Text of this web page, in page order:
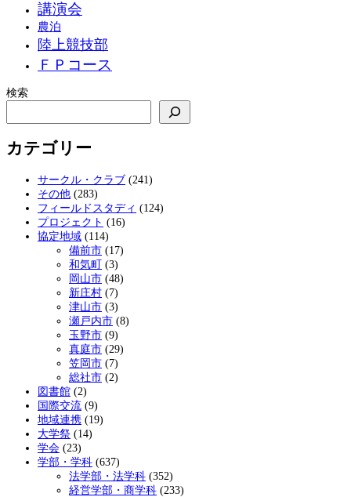
講演会
農泊
陸上競技部
ＦＰコース
検索
カテゴリー
サークル・クラブ (241)
その他 (283)
フィールドスタディ (124)
プロジェクト (16)
協定地域 (114)
備前市 (17)
和気町
(3)
岡山市 (48)
新庄村 (7)
津山市 (3)
瀬戸内市 (8)
玉野市 (9)
真庭市 (29)
笠岡市 (7)
総社市 (2)
図書館 (2)
国際交流 (9)
地域連携 (19)
大学祭 (14)
学会 (23)
学部・学科 (637)
法学部・法学科 (352)
経営学部・商学科 (233)